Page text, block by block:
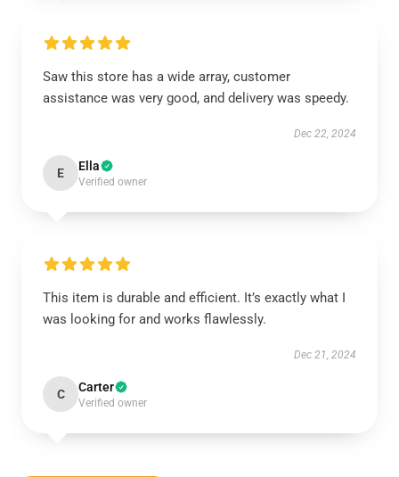
Saw this store has a wide array, customer
assistance was very good, and delivery was speedy.
Dec 22, 2024
E Ella
Verified owner
This item is durable and efficient. It’s exactly what I
was looking for and works flawlessly.
Dec 21, 2024
C Carter
Verified owner